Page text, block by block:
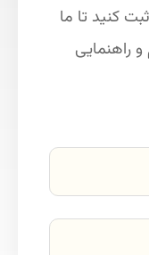
کنید تا ما
راهنمایی